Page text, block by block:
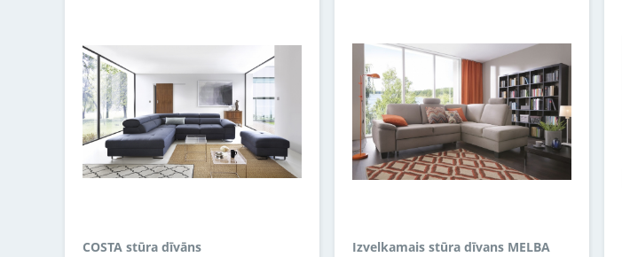
COSTA stūra dīvāns Izvelkamais stūra dīvans MELBA